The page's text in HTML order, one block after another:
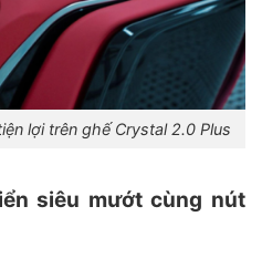
lợi trên ghế Crystal 2.0 Plus
siêu mướt cùng nút